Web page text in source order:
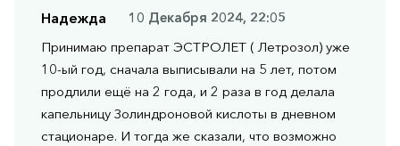
Надежда
10 Декабря 2024, 22:05
Принимаю препарат ЭСТРОЛЕТ ( Летрозол) уже
10-ый год, сначала выписывали на 5 лет, потом
продлили ещё на 2 года, и 2 раза в год делала
капельницу Золиндроновой кислоты в дневном
стационаре. И тогда же сказали, что возможно